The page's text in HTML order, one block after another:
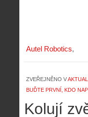
Autel Robotics
ZVEŘEJNĚNO V
BUĎTE PRVNÍ, KDO
Kolují